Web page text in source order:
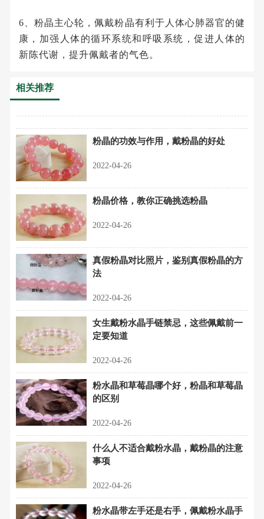
6、粉晶主心轮，佩戴粉晶有利于人体心肺器官的健
康，加强人体的循环系统和呼吸系统，促进人体的
新陈代谢，提升佩戴者的气色。
相关推荐
粉晶的功效与作用，戴粉晶的好处
2022-04-26
粉晶价格，教你正确挑选粉晶
2022-04-26
真假粉晶对比照片，鉴别真假粉晶的方
法
2022-04-26
女生戴粉水晶手链禁忌，这些佩戴前一
定要知道
2022-04-26
粉水晶和草莓晶哪个好，粉晶和草莓晶
的区别
2022-04-26
什么人不适合戴粉水晶，戴粉晶的注意
事项
2022-04-26
粉水晶带左手还是右手，佩戴粉水晶手